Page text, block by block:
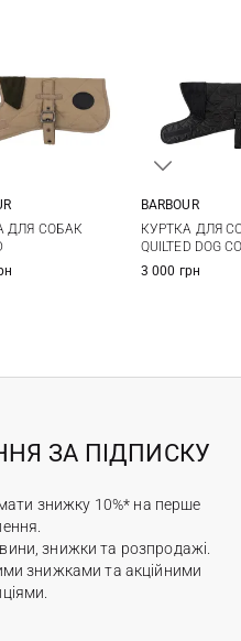
ДЛЯ СОБАК
XL
BARBOUR
КУРТКА ДЛЯ
QUILTED DOG
3 000 грн
ЗА ПІДПИСКУ
знижку 10%* на перше
знижки та розпродажі.
знижками та акційними